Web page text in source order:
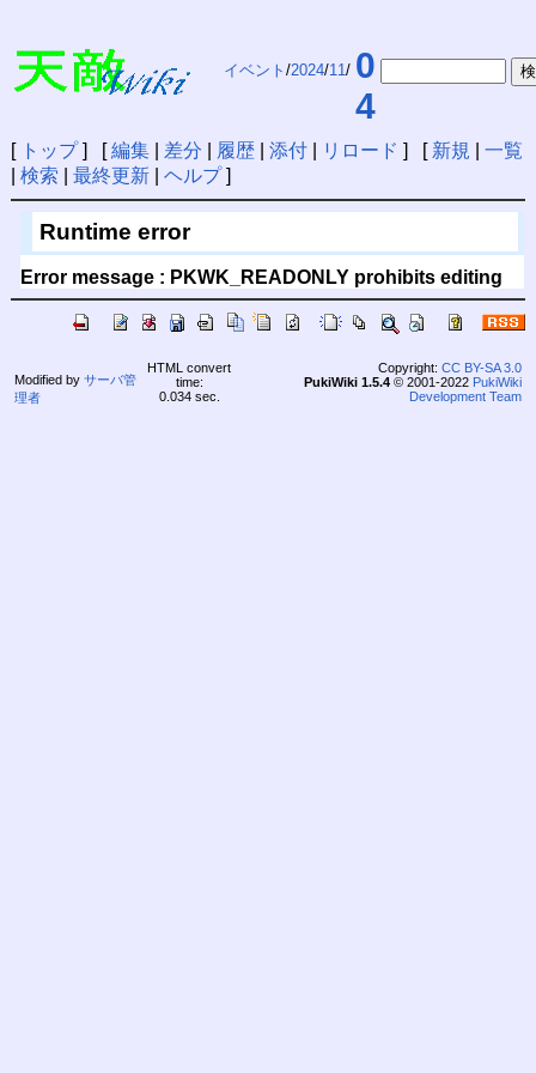
イベント /2024/11/ 0
4
[ トップ] [編集| 差分 履歴| 添付| リロード ] [ 新規
一覧
検索 最終更新| ヘルプ]
Runtime error
Error message : PKWK_READONLY prohibits editing
Modified by サーバ管
理者
HTML convert
time:
0.034 sec.
Copyright: CC BY-SA 3.0
PukiWiki 1.5.4© 2001-2022 PukiWiki
Development Team